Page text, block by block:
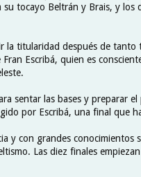
tocayo Beltrán y Brais, y los
la titularidad después de tanto
Escribá, quien es
sentar las bases y preparar
por Escribá, una final que
y con grandes conocimientos
Las diez finales